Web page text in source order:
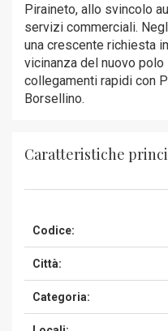
Piraineto, allo svincolo
servizi commerciali.
una crescente richiesta
vicinanza del nuovo
collegamenti rapidi con
Borsellino.
Caratteristiche
Codice:
Città:
Categoria: